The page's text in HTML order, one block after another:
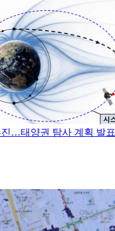
진…태양권 탐사 계획 발표